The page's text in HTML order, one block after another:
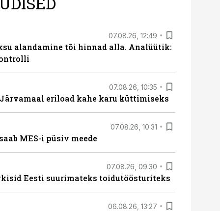
07.08.26, 12:49
alandamine tõi hinnad alla. Analüütik:
07.08.26, 10:35
eriload kahe karu küttimiseks
07.08.26, 10:31
MES-i püsiv meede
07.08.26, 09:30
Eesti suurimateks toidutöösturiteks
06.08.26, 13:27